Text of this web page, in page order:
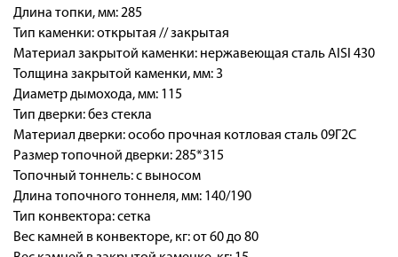
Длина топки, мм: 285
Тип каменки: открытая // закрытая
Материал закрытой каменки: нержавеющая сталь AISI 430
Толщина закрытой каменки, мм: 3
Диаметр дымохода, мм: 115
Тип дверки: без стекла
Материал дверки: особо прочная котловая сталь 09Г2С
Размер топочной дверки: 285*315
Топочный тоннель: с выносом
Длина топочного тоннеля, мм: 140/190
Тип конвектора: сетка
Вес камней в конвекторе, кг: от 60 до 80